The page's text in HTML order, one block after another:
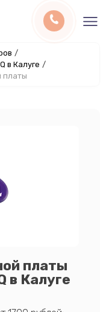
/
в Калуге /
платы
платы
в Калуге